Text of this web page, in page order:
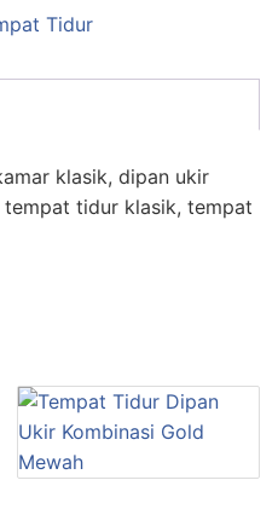
Tidur
klasik, dipan ukir
tidur klasik, tempat